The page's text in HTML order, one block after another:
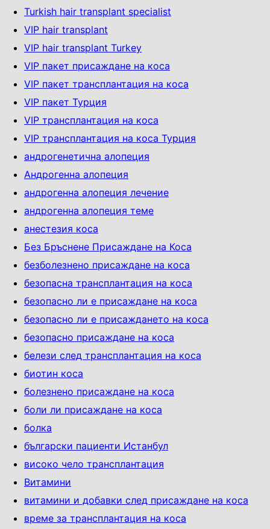
Turkish hair transplant specialist
VIP hair transplant
VIP hair transplant Turkey
VIP пакет присаждане на коса
VIP пакет трансплантация на коса
VIP пакет Турция
VIP трансплантация на коса
VIP трансплантация на коса Турция
андрогенетична алопеция
Андрогенна алопеция
андрогенна алопеция лечение
андрогенна алопеция теме
анестезия коса
Без Бръснене Присаждане на Коса
безболезнено присаждане на коса
безопасна трансплантация на коса
безопасно ли е присаждане на коса
безопасно ли е присаждането на коса
безопасно присаждане на коса
белези след трансплантация на коса
биотин коса
болезнено присаждане на коса
боли ли присаждане на коса
болка
български пациенти Истанбул
високо чело трансплантация
Витамини
витамини и добавки след присаждане на коса
време за трансплантация на коса